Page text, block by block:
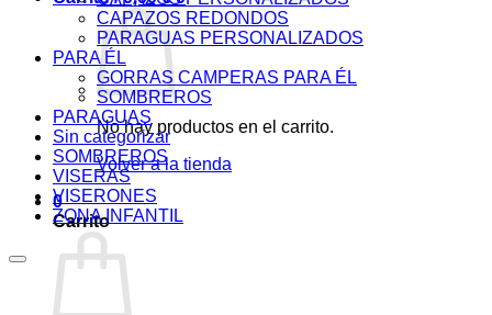
No hay productos en el carrito.
Volver a la tienda
0
Carrito
CAPAZOS REDONDOS
PARAGUAS PERSONALIZADOS
PARA ÉL
GORRAS CAMPERAS PARA ÉL
SOMBREROS
PARAGUAS
Sin categorizar
SOMBREROS
VISERAS
VISERONES
ZONA INFANTIL